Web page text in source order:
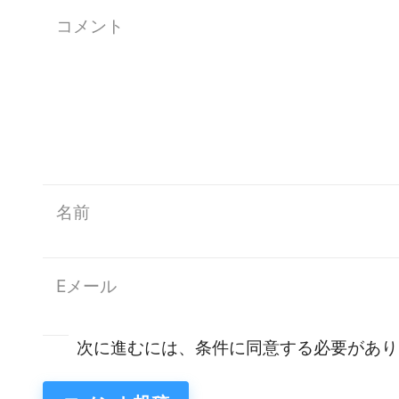
次に進むには、条件に同意する必要があ